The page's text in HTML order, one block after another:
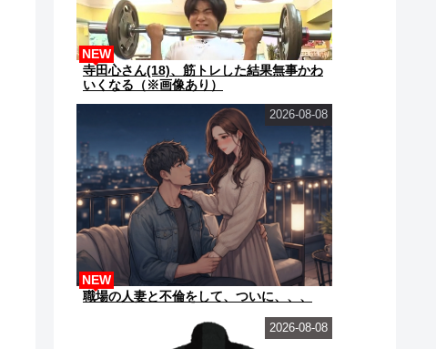
寺田心さん(18)、筋トレした結果無事かわ
いくなる（※画像あり）
NEW
職場の人妻と不倫をして、ついに、、、
NEW
2026-08-08
2026-08-08